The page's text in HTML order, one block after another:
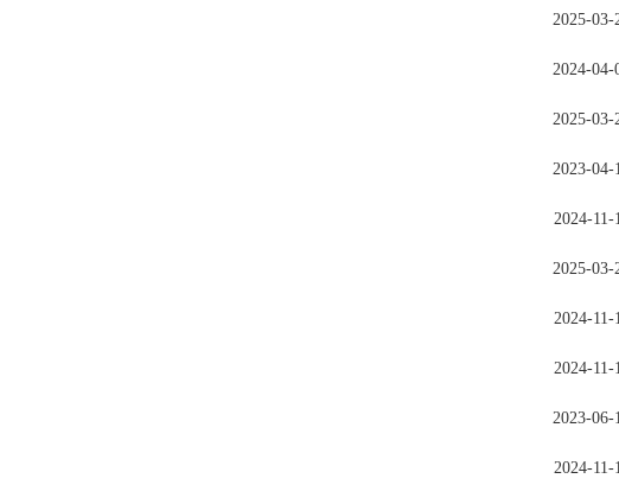
2025-03-
2024-04-
2025-03-
2023-04-
2024-11-
2025-03-
2024-11-
2024-11-
2023-06-
2024-11-